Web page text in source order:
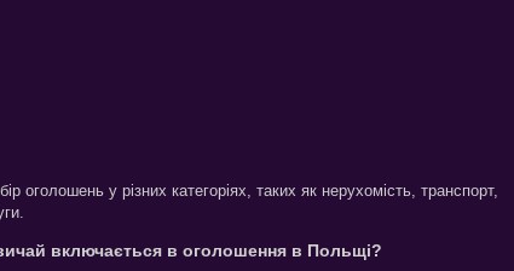
оголошень у різних категоріях, таких як нерухомість, транспорт,
включається в оголошення в Польщі?